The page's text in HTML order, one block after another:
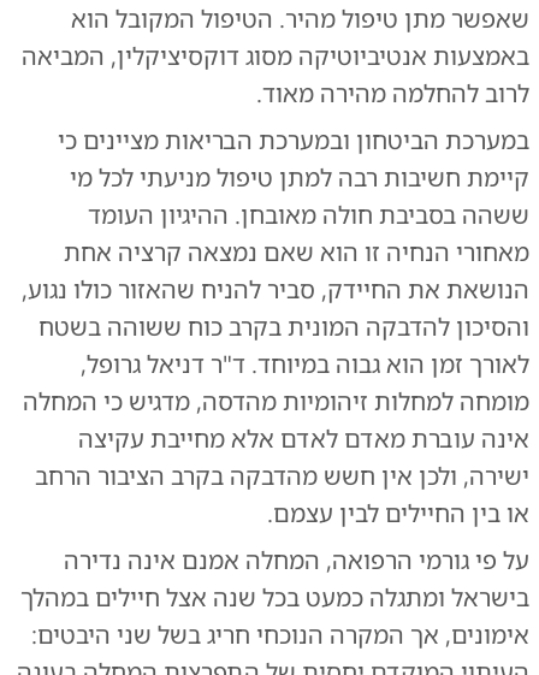
שאפשר מתן טיפול מהיר. הטיפול המקובל הוא
באמצעות אנטיביוטיקה מסוג דוקסיציקלין, המביאה
לרוב להחלמה מהירה מאוד.
במערכת הביטחון ובמערכת הבריאות מציינים כי
קיימת חשיבות רבה למתן טיפול מניעתי לכל מי
ששהה בסביבת חולה מאובחן. ההיגיון העומד
מאחורי הנחיה זו הוא שאם נמצאה קרציה אחת
הנושאת את החיידק, סביר להניח שהאזור כולו נגוע,
והסיכון להדבקה המונית בקרב כוח ששוהה בשטח
לאורך זמן הוא גבוה במיוחד. ד"ר דניאל גרופל,
מומחה למחלות זיהומיות מהדסה, מדגיש כי המחלה
אינה עוברת מאדם לאדם אלא מחייבת עקיצה
ישירה, ולכן אין חשש מהדבקה בקרב הציבור הרחב
או בין החיילים לבין עצמם.
על פי גורמי הרפואה, המחלה אמנם אינה נדירה
בישראל ומתגלה כמעט בכל שנה אצל חיילים במהלך
אימונים, אך המקרה הנוכחי חריג בשל שני היבטים: